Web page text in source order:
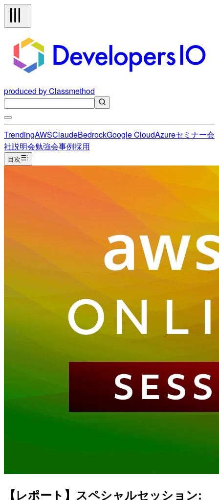
produced by Classmethod
TrendingAWSClaudeBedrockGoogle CloudAzureセミナー会
社説明会勉強会事例採用
目次
【レポート】スペシャルセッション: